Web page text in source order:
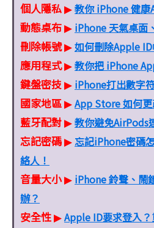
個人隱私▶教你 iPhone 健康
動態桌布▶ iPhone 天氣桌面
刪除帳號▶如何刪除Apple ID
應用程式▶教你把 iPhone
鍵盤密技▶ iPhone打出數字
國家地區▶App Store 如何
藍牙配對▶教你避免AirPods
忘記密碼▶忘記iPhone密碼
絡人！
音量大小▶ iPhone 鈴聲、鬧
辦？
安全性▶Apple ID要求登入